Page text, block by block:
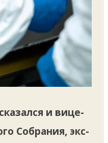
и вице-
Собрания, экс-